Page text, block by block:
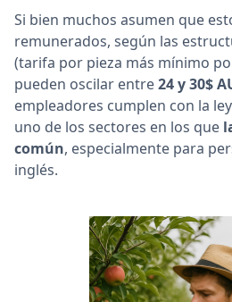
Si bien muchos asumen que
remunerados, según las
(tarifa por pieza más mínimo
pueden oscilar entre24 y 30$
empleadores cumplen con la
uno de los sectores en los que
común, especialmente para
inglés.